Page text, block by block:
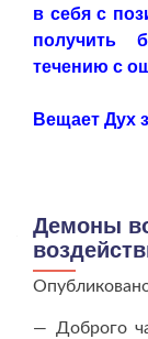
в себя с
получить
течению с
Вещает Дух
Демоны
— Доброго